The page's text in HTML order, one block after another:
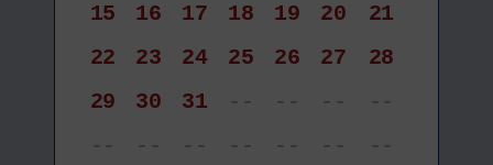
15
16 17 18 19 20
21
22
23 24 25 26 27
28
29
30 31 -- -- --
--
--
-- -- -- -- -- --